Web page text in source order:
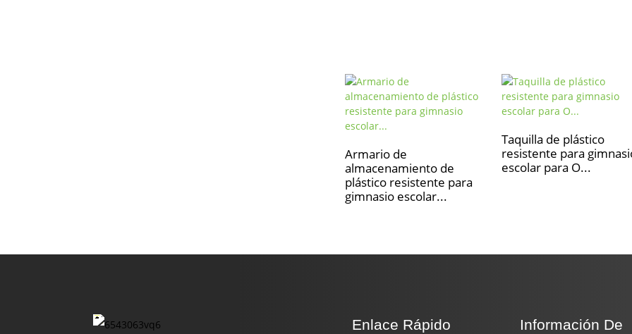
Armario de
almacenamiento de
plástico resistente para
gimnasio escolar...
Taquilla de plástico
resistente para
escolar para O...
Enlace Rápido
Información De